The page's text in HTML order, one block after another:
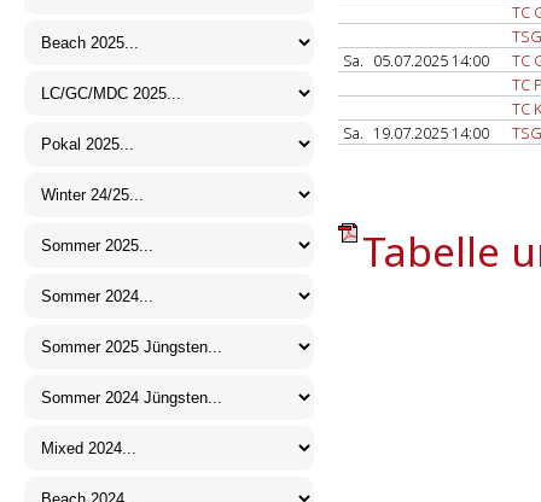
TC
Sa. 05.07.2025 14:00
TC
TC
TC
Sa. 19.07.2025 14:00
Tabelle